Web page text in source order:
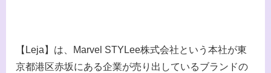
【Leja】は、Marvel STYLee株式会社という本社が東
京都港区赤坂にある企業が売り出しているブランドの